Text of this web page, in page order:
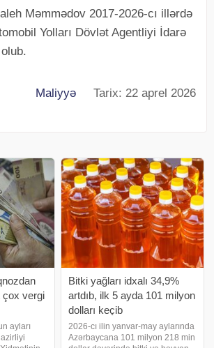
Məmmədov 2017-2026-cı illərdə
Yolları Dövlət Agentliyi İdarə
Maliyyə Tarix: 22 aprel 2026
çox vergi
ayları
Bitki yağları idxalı 34,9%
artdıb, ilk 5 ayda 101 milyon
dolları keçib
2026-cı ilin yanvar-may aylarında
Azərbaycana 101 milyon 218 min